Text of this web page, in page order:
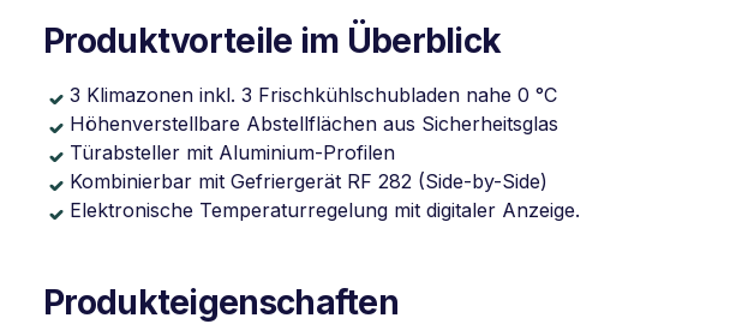
Produktvorteile im Überblick
3 Klimazonen inkl. 3 Frischkühlschubladen nahe 0 °C
Höhenverstellbare Abstellflächen aus Sicherheitsglas
Türabsteller mit Aluminium-Profilen
Kombinierbar mit Gefriergerät RF 282 (Side-by-Side)
Elektronische Temperaturregelung mit digitaler Anzeige.
Produkteigenschaften